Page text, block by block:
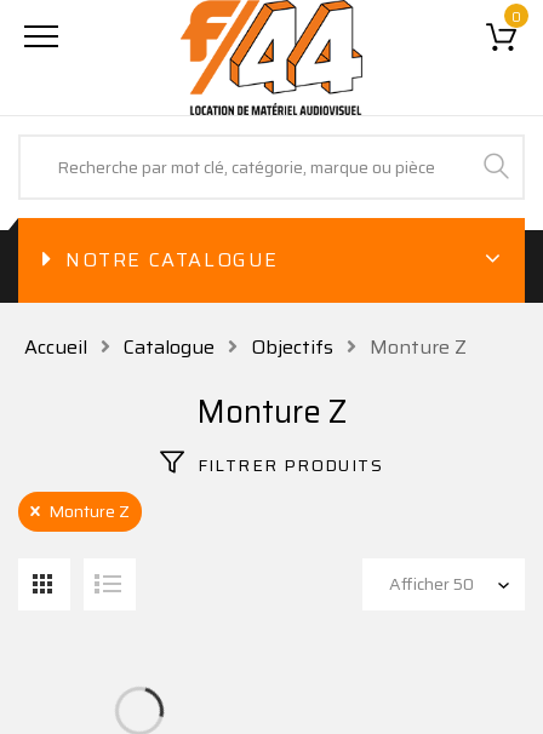
0
NOTRE CATALOGUE
Accueil Catalogue Objectifs Monture Z
Monture Z
FILTRER PRODUITS
Monture Z